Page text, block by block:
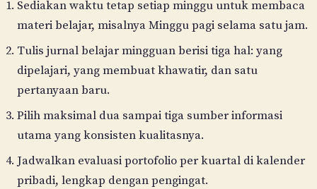
Sediakan waktu tetap setiap minggu untuk membaca
materi belajar, misalnya Minggu pagi selama satu jam.
Tulis jurnal belajar mingguan berisi tiga hal: yang
dipelajari, yang membuat khawatir, dan satu
pertanyaan baru.
Pilih maksimal dua sampai tiga sumber informasi
utama yang konsisten kualitasnya.
Jadwalkan evaluasi portofolio per kuartal di kalender
pribadi, lengkap dengan pengingat.